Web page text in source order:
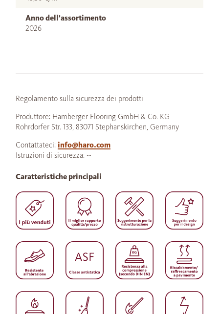
Anno dell’assortimento
2026
Regolamento sulla sicurezza dei prodotti
Produttore: Hamberger Flooring GmbH & Co. KG
Rohrdorfer Str. 133, 83071 Stephanskirchen, Germany
Contattateci: info@haro.com
Istruzioni di sicurezza: --
Caratteristiche principali